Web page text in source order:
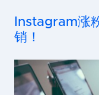
Instagram涨
销！